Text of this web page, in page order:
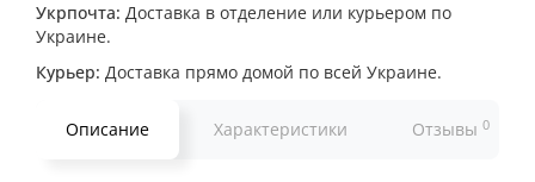
Укрпочта: Доставка в отделение или курьером по
Украине.
Курьер: Доставка прямо домой по всей Украине.
Описание Характеристики Отзывы 0